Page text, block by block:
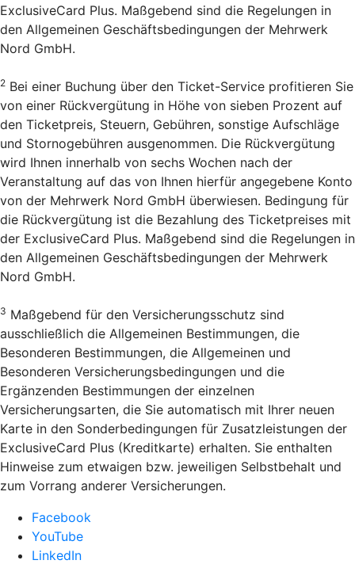
ExclusiveCard Plus. Maßgebend sind die Regelungen in
den Allgemeinen Geschäftsbedingungen der Mehrwerk
Nord GmbH.
2 Bei einer Buchung über den Ticket-Service profitieren Sie
von einer Rückvergütung in Höhe von sieben Prozent auf
den Ticketpreis, Steuern, Gebühren, sonstige Aufschläge
und Stornogebühren ausgenommen. Die Rückvergütung
wird Ihnen innerhalb von sechs Wochen nach der
Veranstaltung auf das von Ihnen hierfür angegebene Konto
von der Mehrwerk Nord GmbH überwiesen. Bedingung für
die Rückvergütung ist die Bezahlung des Ticketpreises mit
der ExclusiveCard Plus. Maßgebend sind die Regelungen in
den Allgemeinen Geschäftsbedingungen der Mehrwerk
Nord GmbH.
3 Maßgebend für den Versicherungsschutz sind
ausschließlich die Allgemeinen Bestimmungen, die
Besonderen Bestimmungen, die Allgemeinen und
Besonderen Versicherungsbedingungen und die
Ergänzenden Bestimmungen der einzelnen
Versicherungsarten, die Sie automatisch mit Ihrer neuen
Karte in den Sonderbedingungen für Zusatzleistungen der
ExclusiveCard Plus (Kreditkarte) erhalten. Sie enthalten
Hinweise zum etwaigen bzw. jeweiligen Selbstbehalt und
zum Vorrang anderer Versicherungen.
Facebook
YouTube
LinkedIn